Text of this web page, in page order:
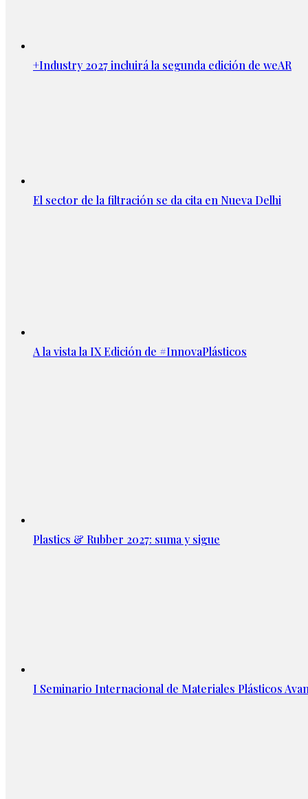
+Industry 2027 incluirá la segunda edición de weAR
El sector de la filtración se da cita en Nueva Delhi
A la vista la IX Edición de #InnovaPlásticos
Plastics & Rubber 2027: suma y sigue
I Seminario Internacional de Materiales Plásticos